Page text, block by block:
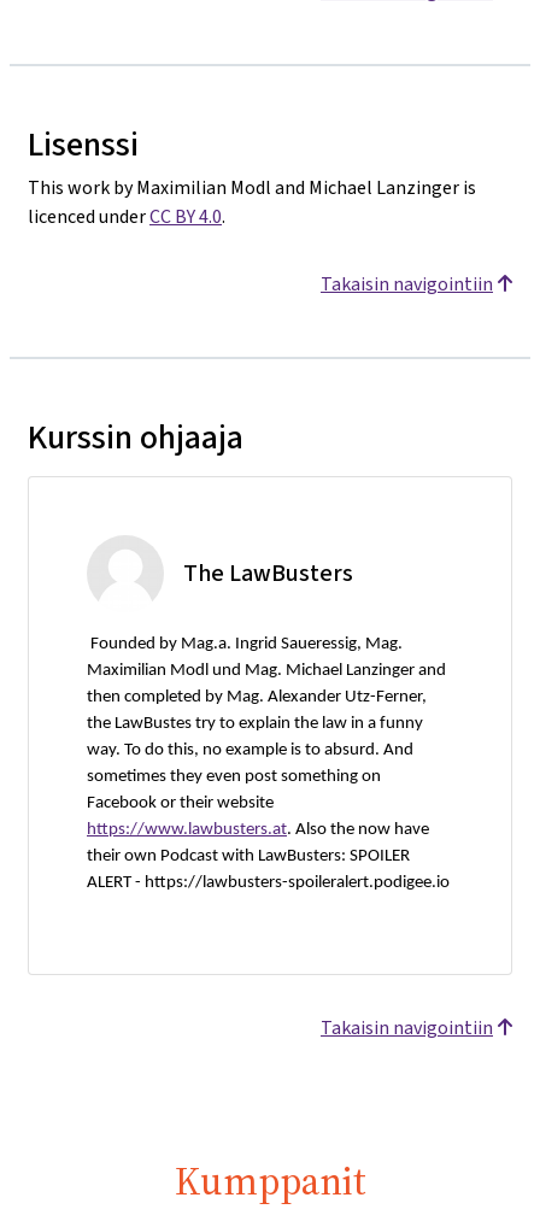
Lisenssi
This work by Maximilian Modl and Michael Lanzinger is
licenced underCC BY 4.0.
Takaisin navigointiin
Kurssin ohjaaja
The LawBusters
Founded by Mag.a. Ingrid Saueressig, Mag.
Maximilian Modl und Mag. Michael Lanzinger and
then completed by Mag. Alexander Utz-Ferner,
the LawBustes try to explain the law in a funny
way. To do this, no example is to absurd. And
sometimes they even post something on
Facebook or their website
https://www.lawbusters.at. Also the now have
their own Podcast with LawBusters: SPOILER
ALERT - https://lawbusters-spoileralert.podigee.io
Takaisin navigointiin
Kumppanit